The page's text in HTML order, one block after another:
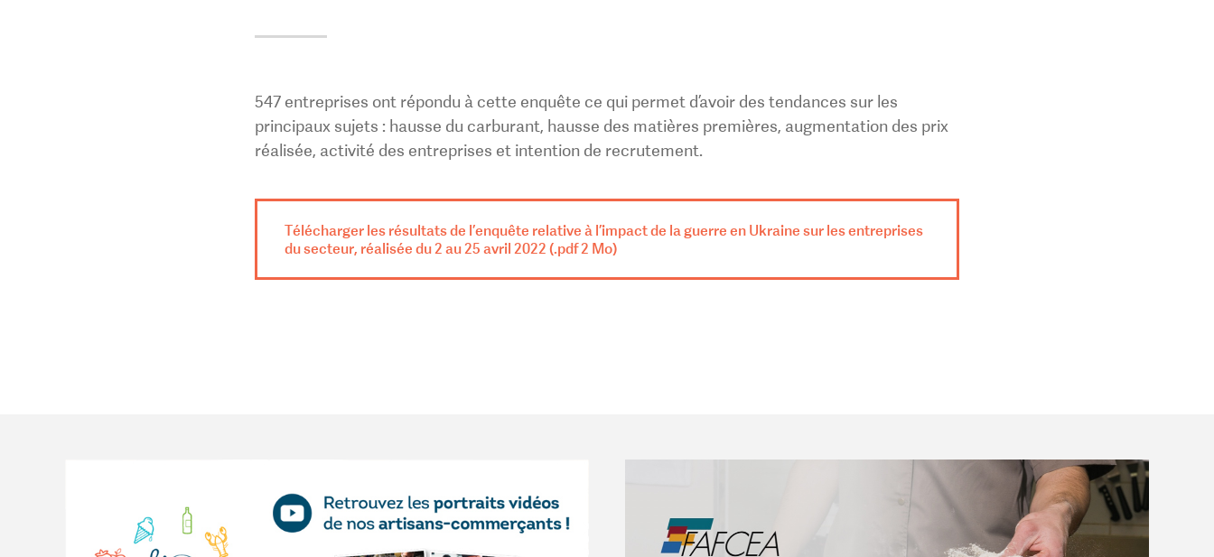
547 entreprises ont répondu à cette enquête ce qui permet d’avoir des tendances sur les
principaux sujets : hausse du carburant, hausse des matières premières, augmentation des prix
réalisée, activité des entreprises et intention de recrutement.
Télécharger les résultats de l’enquête relative à l’impact de la guerre en Ukraine sur les entreprises
du secteur, réalisée du 2 au 25 avril 2022 (.pdf 2 Mo)